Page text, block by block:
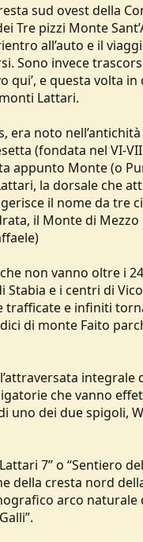
sud ovest della
Tre pizzi Monte
all’auto e il
Sono invece
e questa volta
Lattari.
era noto
(fondata nel VI-
appunto Monte (o
la dorsale che
il nome da tre
il Monte di Mezzo
non vanno oltre i
e i centri di
e infiniti
di monte Faito
integrale
che vanno
uno dei due spigoli,
7” o “Sentiero
della cresta nord
arco naturale